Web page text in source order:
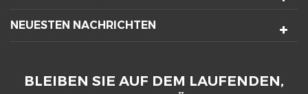
NEUESTEN NACHRICHTEN
BLEIBEN SIE AUF DEM LAUFENDEN,